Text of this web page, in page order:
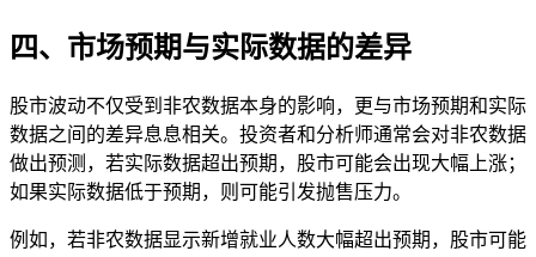
四、市场预期与实际数据的差异
股市波动不仅受到非农数据本身的影响，更与市场预期和实际
数据之间的差异息息相关。投资者和分析师通常会对非农数据
做出预测，若实际数据超出预期，股市可能会出现大幅上涨；
如果实际数据低于预期，则可能引发抛售压力。
例如，若非农数据显示新增就业人数大幅超出预期，股市可能